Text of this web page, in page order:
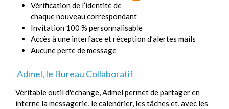
Vérification de l’identité de
chaque nouveau correspondant
Invitation 100 % personnalisable
Accès à une interface et réception d’alertes mails
Aucune perte de message
Admel, le Bureau Collaboratif
Véritable outil d'échange, Admel permet de partager en
interne la messagerie, le calendrier, les tâches et, avec les